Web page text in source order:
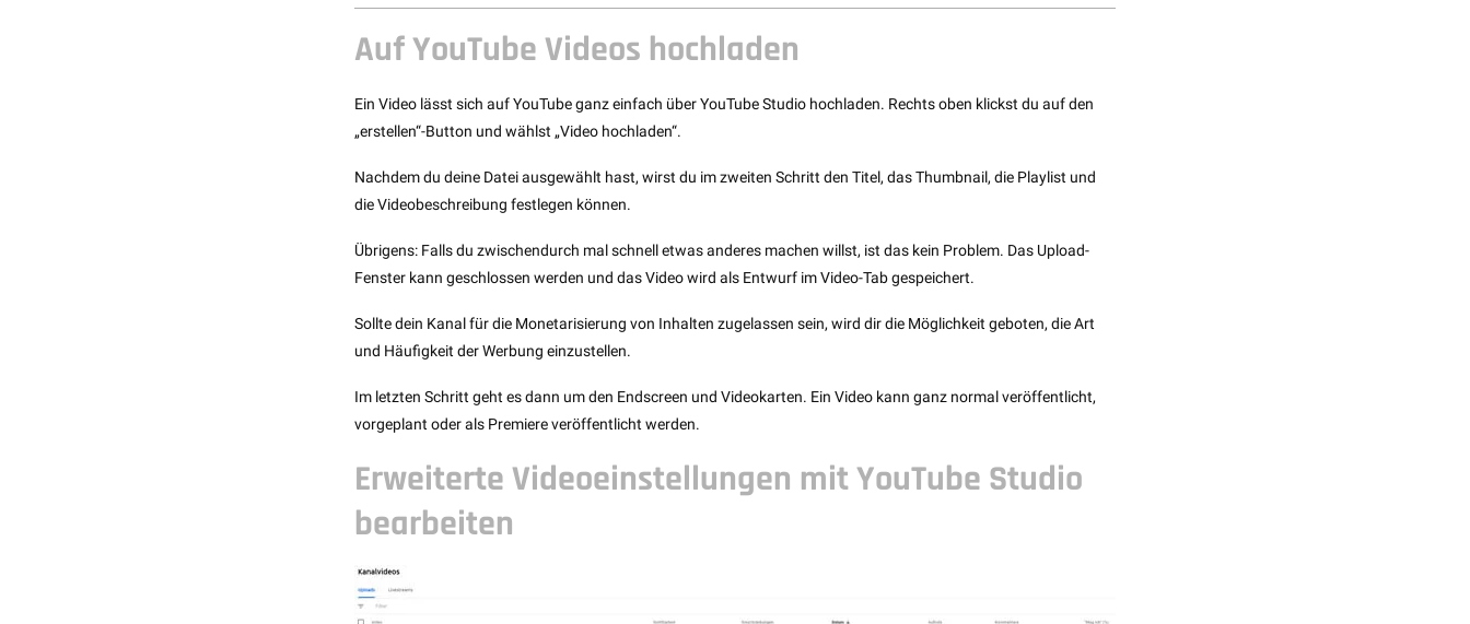
Auf YouTube Videos hochladen
Ein Video lässt sich auf YouTube ganz einfach über YouTube Studio hochladen. Rechts oben klickst du auf den
„erstellen“-Button und wählst „Video hochladen“.
Nachdem du deine Datei ausgewählt hast, wirst du im zweiten Schritt den Titel, das Thumbnail, die Playlist und
die Videobeschreibung festlegen können.
Übrigens: Falls du zwischendurch mal schnell etwas anderes machen willst, ist das kein Problem. Das Upload-
Fenster kann geschlossen werden und das Video wird als Entwurf im Video-Tab gespeichert.
Sollte dein Kanal für die Monetarisierung von Inhalten zugelassen sein, wird dir die Möglichkeit geboten, die Art
und Häufigkeit der Werbung einzustellen.
Im letzten Schritt geht es dann um den Endscreen und Videokarten. Ein Video kann ganz normal veröffentlicht,
vorgeplant oder als Premiere veröffentlicht werden.
Erweiterte Videoeinstellungen mit YouTube Studio
bearbeiten